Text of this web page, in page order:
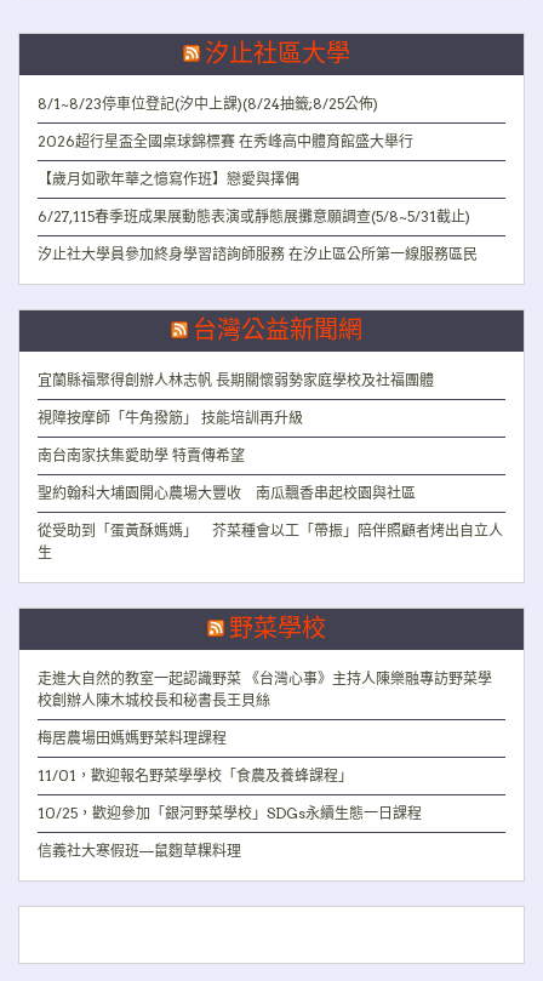
汐止社區大學
8/1~8/23停車位登記(汐中上課)(8/24抽籤;8/25公佈)
2026超行星盃全國桌球錦標賽 在秀峰高中體育館盛大舉行
【歲月如歌年華之憶寫作班】戀愛與擇偶
6/27,115春季班成果展動態表演或靜態展攤意願調查(5/8~5/31截止)
汐止社大學員參加終身學習諮詢師服務 在汐止區公所第一線服務區民
台灣公益新聞網
宜蘭縣福聚得創辦人林志帆 長期關懷弱勢家庭學校及社福團體
視障按摩師「牛角撥筋」 技能培訓再升級
南台南家扶集愛助學 特賣傳希望
聖約翰科大埔園開心農場大豐收 南瓜飄香串起校園與社區
從受助到「蛋黃酥媽媽」 芥菜種會以工「帶振」陪伴照顧者烤出自立人
生
野菜學校
走進大自然的教室一起認識野菜 《台灣心事》主持人陳樂融專訪野菜學
校創辦人陳木城校長和秘書長王貝絲
梅居農場田媽媽野菜料理課程
11/01，歡迎報名野菜學學校「食農及養蜂課程」
10/25，歡迎參加「銀河野菜學校」SDGs永續生態一日課程
信義社大寒假班—鼠麴草粿料理